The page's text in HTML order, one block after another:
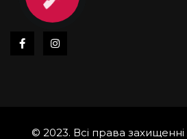
© 2023. Всі права